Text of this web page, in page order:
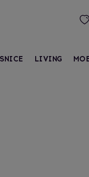
LIVING